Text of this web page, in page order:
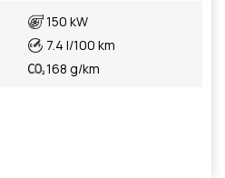
150 kW
7.4 l/100 km
168 g/km